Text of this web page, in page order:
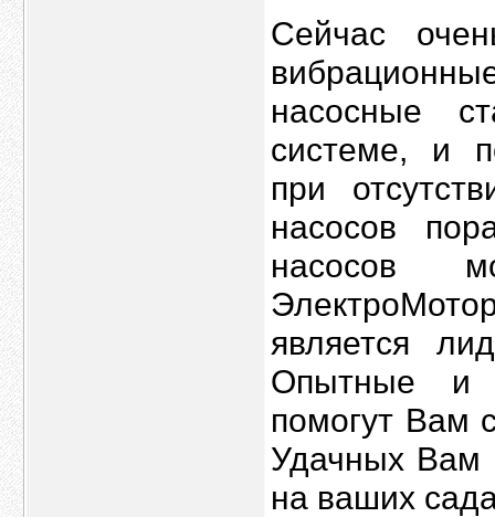
Сейчас
насосные
системе, и
при
насосов
насосов
является
Опытные и
помогут Вам
Удачных Вам
на ваших